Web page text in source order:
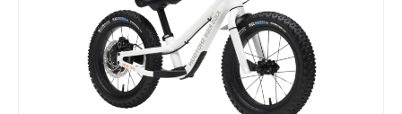
war:
CHF 349CHF 225.